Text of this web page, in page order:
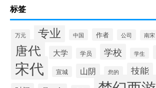
标签
万元 专业 中国 作者 公司 南宋
唐代 大学 学员 学校 学生
宋代 宣城 山阴 您的 技能